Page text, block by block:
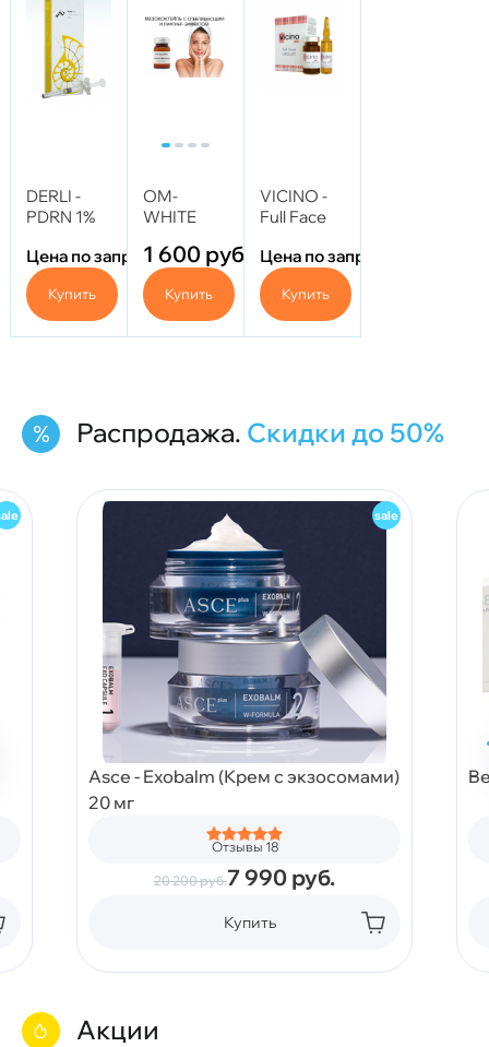
DERLI -
PDRN 1%
мл
Цена по запросу
Купить
OM-
WHITE
ACTIVE
Против
пигментации
5мл
1 600 руб.
Купить
VICINO -
Full Face
10мл+5мл
Цена по запросу
Купить
Распродажа. Скидки до 50%
Asce - Exobalm (Крем с экзосомами)
20 мг
Отзывы 18
20 200руб.7 990 руб.
Купить
Акции